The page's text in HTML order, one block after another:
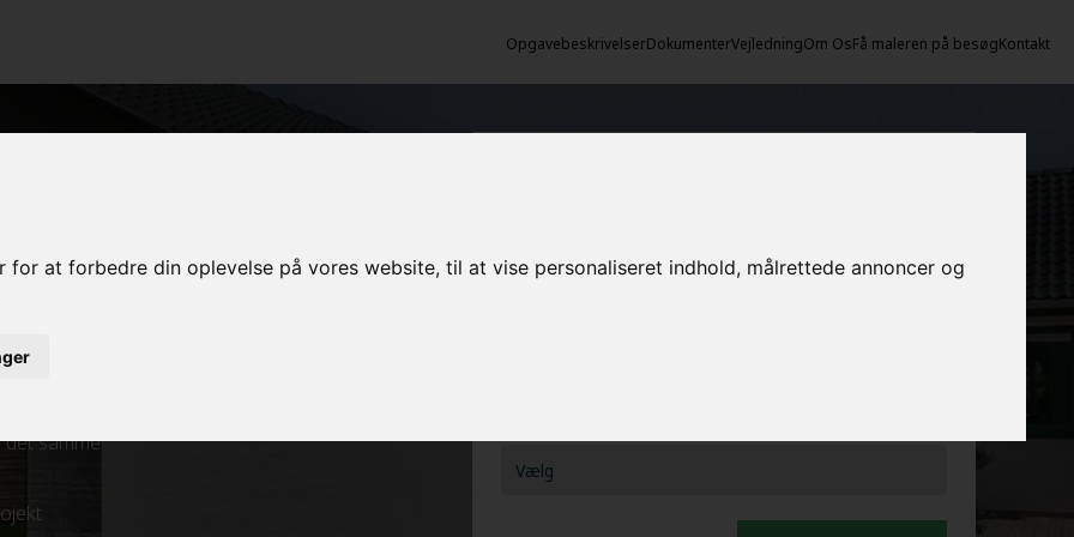
at forbedre din oplevelse på vores website, til at vise personaliseret indhold, målrettede annoncer og
OpgavebeskrivelserDokumenterVejledningOm OsFå maleren på besøgKontakt
det samme